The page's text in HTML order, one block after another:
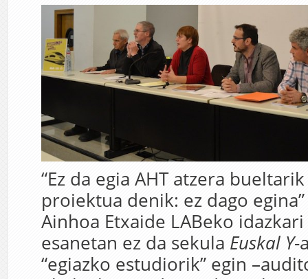
“Ez da egia AHT atzera
proiektua denik: ez dago
Ainhoa Etxaide LABeko
esanetan ez da sekula Euskal Y-
“egiazko estudiorik” egin